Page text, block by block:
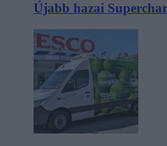
Újabb hazai